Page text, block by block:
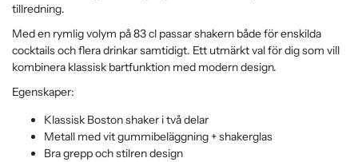
tillredning.
Med en rymlig volym på 83 cl passar shakern både för enskilda
cocktails och flera drinkar samtidigt. Ett utmärkt val för dig som vill
kombinera klassisk bartfunktion med modern design.
Egenskaper:
Klassisk Boston shaker i två delar
Metall med vit gummibeläggning + shakerglas
Bra grepp och stilren design